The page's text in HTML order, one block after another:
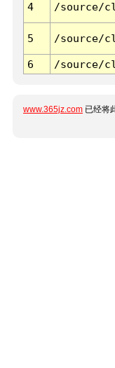
4 /source/
5 /source/
6 /source/
www.365jz.com 已经将